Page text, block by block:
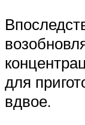
для
вдвое.